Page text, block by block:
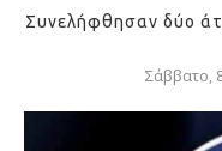
Συνελήφθησαν δύο
Σάββατο,